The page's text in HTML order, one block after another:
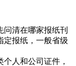
清在哪家报纸刊
定报纸，一般省级
人和公司证件，